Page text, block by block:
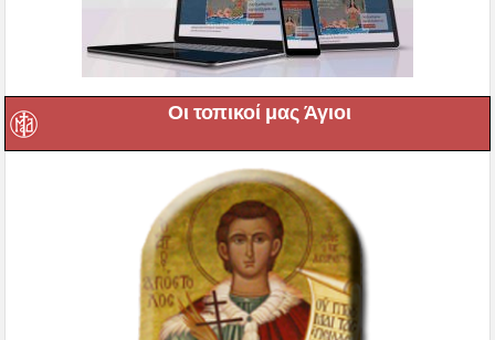
Οι τοπικοί μας Άγιοι